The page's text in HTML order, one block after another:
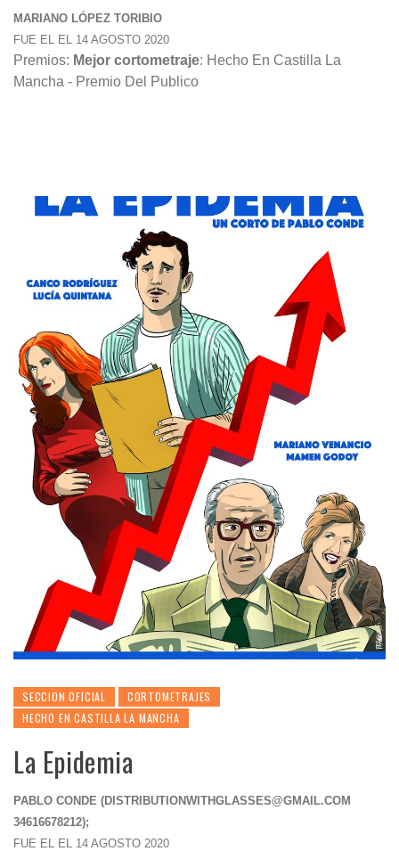
MARIANO LÓPEZ TORIBIO
FUE EL EL 14 AGOSTO 2020
Premios: Mejor cortometraje: Hecho En Castilla La
Mancha - Premio Del Publico
SECCION OFICIAL
CORTOMETRAJES
HECHO EN CASTILLA LA MANCHA
La Epidemia
PABLO CONDE (DISTRIBUTIONWITHGLASSES@GMAIL.COM
34616678212);
FUE EL EL 14 AGOSTO 2020